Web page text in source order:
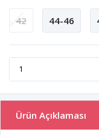
42 44-46
Ürün Açıklaması